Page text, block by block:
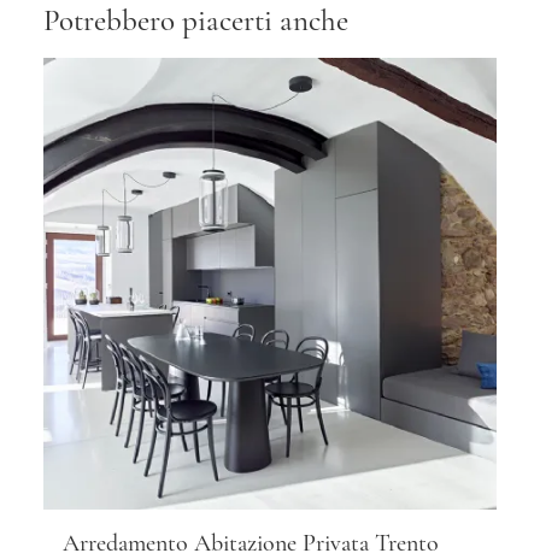
Potrebbero piacerti anche
Arredamento Abitazione Privata Trento